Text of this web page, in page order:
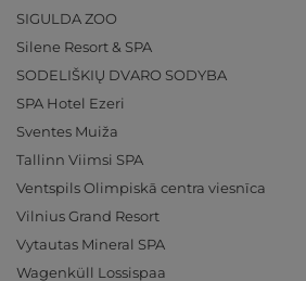
SIGULDA ZOO
Silene Resort & SPA
SODELIŠKIŲ DVARO SODYBA
SPA Hotel Ezeri
Sventes Muiža
Tallinn Viimsi SPA
Ventspils Olimpiskā centra viesnīca
Vilnius Grand Resort
Vytautas Mineral SPA
Wagenküll Lossispaa